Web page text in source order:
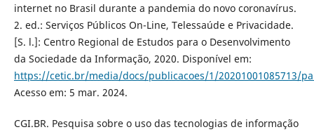
internet no Brasil durante a pandemia do novo coronavírus.
2. ed.: Serviços Públicos On-Line, Telessaúde e Privacidade.
[S. l.]: Centro Regional de Estudos para o Desenvolvimento
da Sociedade da Informação, 2020. Disponível em:
https://cetic.br/media/docs/publicacoes/1/20201001085713/
Acesso em: 5 mar. 2024.
CGI.BR. Pesquisa sobre o uso das tecnologias de informação